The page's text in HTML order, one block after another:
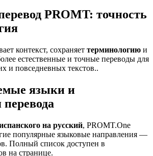
PROMT: точность
контекст, сохраняет терминологию и
естественные и точные переводы для
и повседневных текстов..
языки и
на русский, PROMT.One
популярные языковые направления —
Полный список доступен в
на странице.